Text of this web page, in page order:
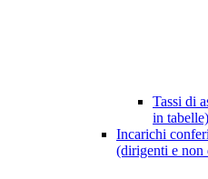
Tassi di
in tabelle)
Incarichi
(dirigenti e non